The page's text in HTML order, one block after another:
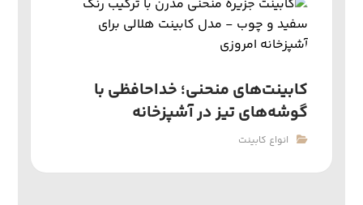
کابینت‌های منحنی؛ خداحافظی با
گوشه‌های تیز در آشپزخانه
انواع کابینت